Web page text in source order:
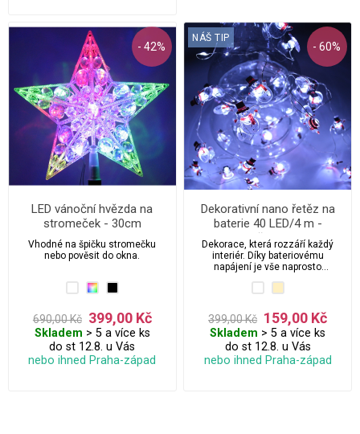
- 42%
LED vánoční hvězda na
stromeček - 30cm
Vhodné na špičku stromečku
nebo pověsit do okna.
690,00 Kč 399,00 Kč
Skladem > 5 a více ks
do st 12.8. u Vás
nebo ihned Praha-západ
- 60%
NÁŠ TIP
Dekorativní nano řetěz na
baterie 40 LED/4 m -
sněhulák
Dekorace, která rozzáří každý
interiér. Díky bateriovému
napájení je vše naprosto
399,00 Kč 159,00 Kč
Skladem > 5 a více ks
do st 12.8. u Vás
nebo ihned Praha-západ